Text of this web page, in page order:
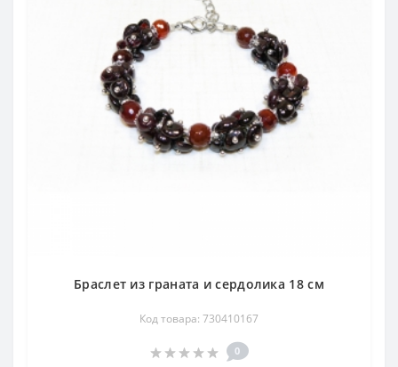
Браслет из граната и сердолика 18 см
Код товара: 730410167
0